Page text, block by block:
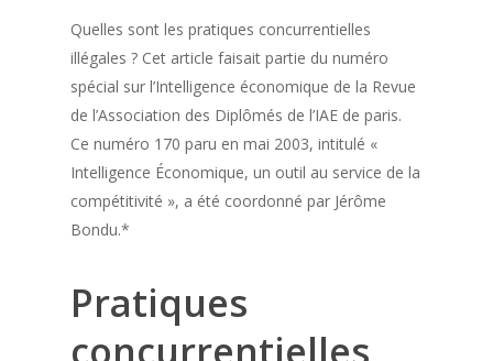
Quelles sont les pratiques concurrentielles
illégales ? Cet article faisait partie du numéro
spécial sur l’Intelligence économique de la Revue
de l’Association des Diplômés de l’IAE de paris.
Ce numéro 170 paru en mai 2003, intitulé «
Intelligence Économique, un outil au service de la
compétitivité », a été coordonné par Jérôme
Bondu.*
Pratiques
concurrentielles